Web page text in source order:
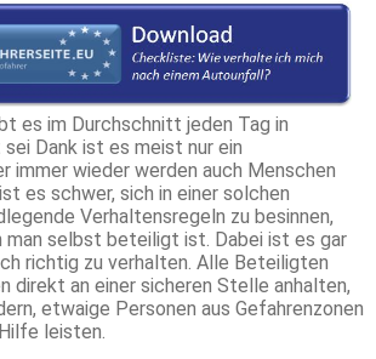
es im Durchschnitt jeden Tag in
Dank ist es meist nur ein
immer wieder werden auch Menschen
es schwer, sich in einer solchen
Verhaltensregeln zu besinnen,
man selbst beteiligt ist. Dabei ist es gar
richtig zu verhalten. Alle Beteiligten
direkt an einer sicheren Stelle anhalten,
etwaige Personen aus Gefahrenzonen
leisten.